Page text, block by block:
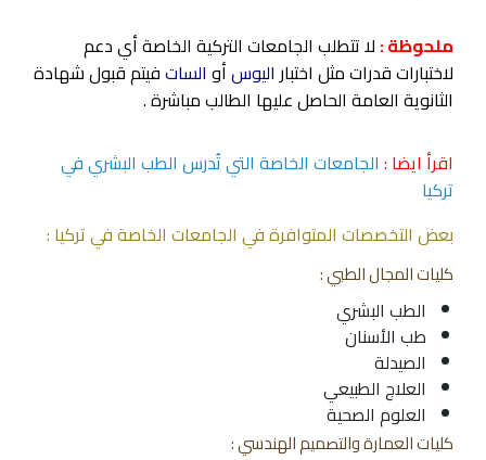
ملحوظة : لا تتطلب الجامعات التركية الخاصة أي دعم
لاختبارات قدرات مثل اختباراليوسأو الساتفيتم قبول شهادة
الثانوية العامة الحاصل عليها الطالب مباشرة .
اقرأ ايضا : الجامعات الخاصة التي تُدرس الطب البشري في
تركيا
بعض التخصصات المتوافرة في الجامعات الخاصة في تركيا :
كليات المجال الطبي :
الطب البشري
طب الأسنان
الصيدلة
العلاج الطبيعي
العلوم الصحية
كليات العمارة والتصميم الهندسي :